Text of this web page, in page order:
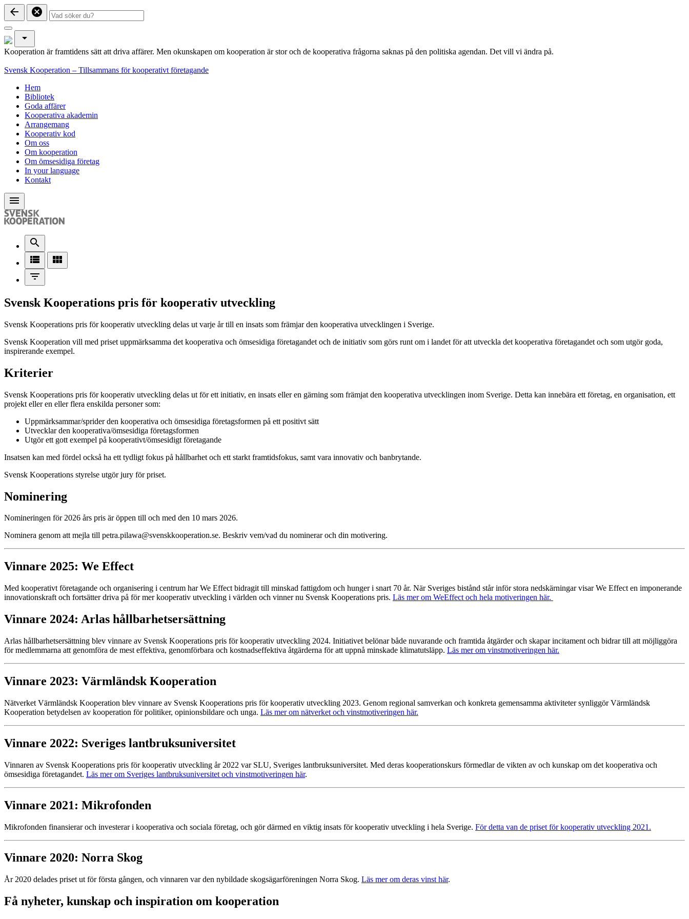
arrow_back cancel
arrow_drop_down
Kooperation är framtidens sätt att driva affärer. Men okunskapen om kooperation är stor och de kooperativa frågorna saknas på den politiska agendan. Det vill vi ändra på.
Svensk Kooperation – Tillsammans för kooperativt företagande
Hem
Bibliotek
Goda affärer
Kooperativa akademin
Arrangemang
Kooperativ kod
Om oss
Om kooperation
Om ömsesidiga företag
In your language
Kontakt
menu
search
view_list
view_module
filter_list
Svensk Kooperations pris för kooperativ utveckling
Svensk Kooperations pris för kooperativ utveckling delas ut varje år till en insats som främjar den kooperativa utvecklingen i Sverige.
Svensk Kooperation vill med priset uppmärksamma det kooperativa och ömsesidiga företagandet och de initiativ som görs runt om i landet för att utveckla det kooperativa företagandet och som utgör goda,
inspirerande exempel.
Kriterier
Svensk Kooperations pris för kooperativ utveckling delas ut för ett initiativ, en insats eller en gärning som främjat den kooperativa utvecklingen inom Sverige. Detta kan innebära ett företag, en organisation, ett
projekt eller en eller flera enskilda personer som:
Uppmärksammar/sprider den kooperativa och ömsesidiga företagsformen på ett positivt sätt
Utvecklar den kooperativa/ömsesidiga företagsformen
Utgör ett gott exempel på kooperativt/ömsesidigt företagande
Insatsen kan med fördel också ha ett tydligt fokus på hållbarhet och ett starkt framtidsfokus, samt vara innovativ och banbrytande.
Svensk Kooperations styrelse utgör jury för priset.
Nominering
Nomineringen för 2026 års pris är öppen till och med den 10 mars 2026.
Nominera genom att mejla till petra.pilawa@svenskkooperation.se. Beskriv vem/vad du nominerar och din motivering.
Vinnare 2025: We Effect
Med kooperativt företagande och organisering i centrum har We Effect bidragit till minskad fattigdom och hunger i snart 70 år. När Sveriges bistånd står inför stora nedskärningar visar We Effect en imponerande
innovationskraft och fortsätter driva på för mer kooperativ utveckling i världen och vinner nu Svensk Kooperations pris. Läs mer om WeEffect och hela motiveringen här.
Vinnare 2024: Arlas hållbarhetsersättning
Arlas hållbarhetsersättning blev vinnare av Svensk Kooperations pris för kooperativ utveckling 2024. Initiativet belönar både nuvarande och framtida åtgärder och skapar incitament och bidrar till att möjliggöra
för medlemmarna att genomföra de mest effektiva, genomförbara och kostnadseffektiva åtgärderna för att uppnå minskade klimatutsläpp. Läs mer om vinstmotiveringen här.
Vinnare 2023: Värmländsk Kooperation
Nätverket Värmländsk Kooperation blev vinnare av Svensk Kooperations pris för kooperativ utveckling 2023. Genom regional samverkan och konkreta gemensamma aktiviteter synliggör Värmländsk
Kooperation betydelsen av kooperation för politiker, opinionsbildare och unga. Läs mer om nätverket och vinstmotiveringen här.
Vinnare 2022: Sveriges lantbruksuniversitet
Vinnaren av Svensk Kooperations pris för kooperativ utveckling år 2022 var SLU, Sveriges lantbruksuniversitet. Med deras kooperationskurs förmedlar de vikten av och kunskap om det kooperativa och
ömsesidiga företagandet. Läs mer om Sveriges lantbruksuniversitet och vinstmotiveringen här.
Vinnare 2021: Mikrofonden
Mikrofonden finansierar och investerar i kooperativa och sociala företag, och gör därmed en viktig insats för kooperativ utveckling i hela Sverige. För detta van de priset för kooperativ utveckling 2021.
Vinnare 2020: Norra Skog
År 2020 delades priset ut för första gången, och vinnaren var den nybildade skogsägarföreningen Norra Skog. Läs mer om deras vinst här.
Få nyheter, kunskap och inspiration om kooperation